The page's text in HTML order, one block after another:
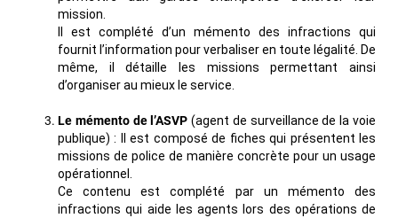
mission.
Il est complété d’un mémento des infractions qui
fournit l’information pour verbaliser en toute légalité. De
même, il détaille les missions permettant ainsi
d’organiser au mieux le service.
Le mémento de l’ASVP (agent de surveillance de la voie
publique) : Il est composé de fiches qui présentent les
missions de police de manière concrète pour un usage
opérationnel.
Ce contenu est complété par un mémento des
infractions qui aide les agents lors des opérations de